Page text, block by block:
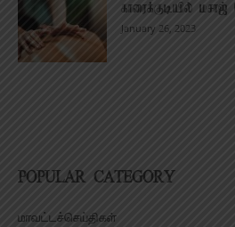
காரைக்குடியில்
January 26, 2023
POPULAR CATEGORY
மாவட்டச்செய்திகள்